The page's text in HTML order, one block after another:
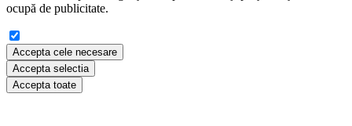
ocupă de publicitate.
Accepta cele necesare
Accepta selectia
Accepta toate